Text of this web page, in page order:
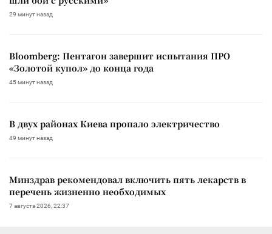
29 минут назад
Bloomberg: Пентагон завершит испытания ПРО
«Золотой купол» до конца года
45 минут назад
В двух районах Киева пропало электричество
49 минут назад
Минздрав рекомендовал включить пять лекарств в
перечень жизненно необходимых
7 августа 2026, 22:37